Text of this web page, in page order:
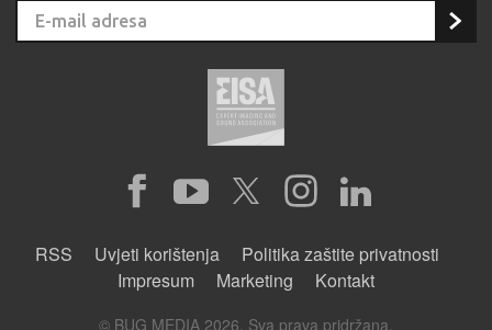
RSS Uvjeti korištenja
Politika zaštite privatnosti
Impresum
Marketing Kontakt
© BUG MEDIA 2026. Sva prava pridržana.